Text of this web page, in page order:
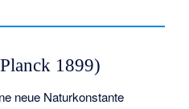
1899)
neue Naturkonstante